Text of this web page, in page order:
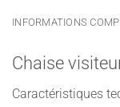
INFORMATIONS
Chaise
Caractéristiques